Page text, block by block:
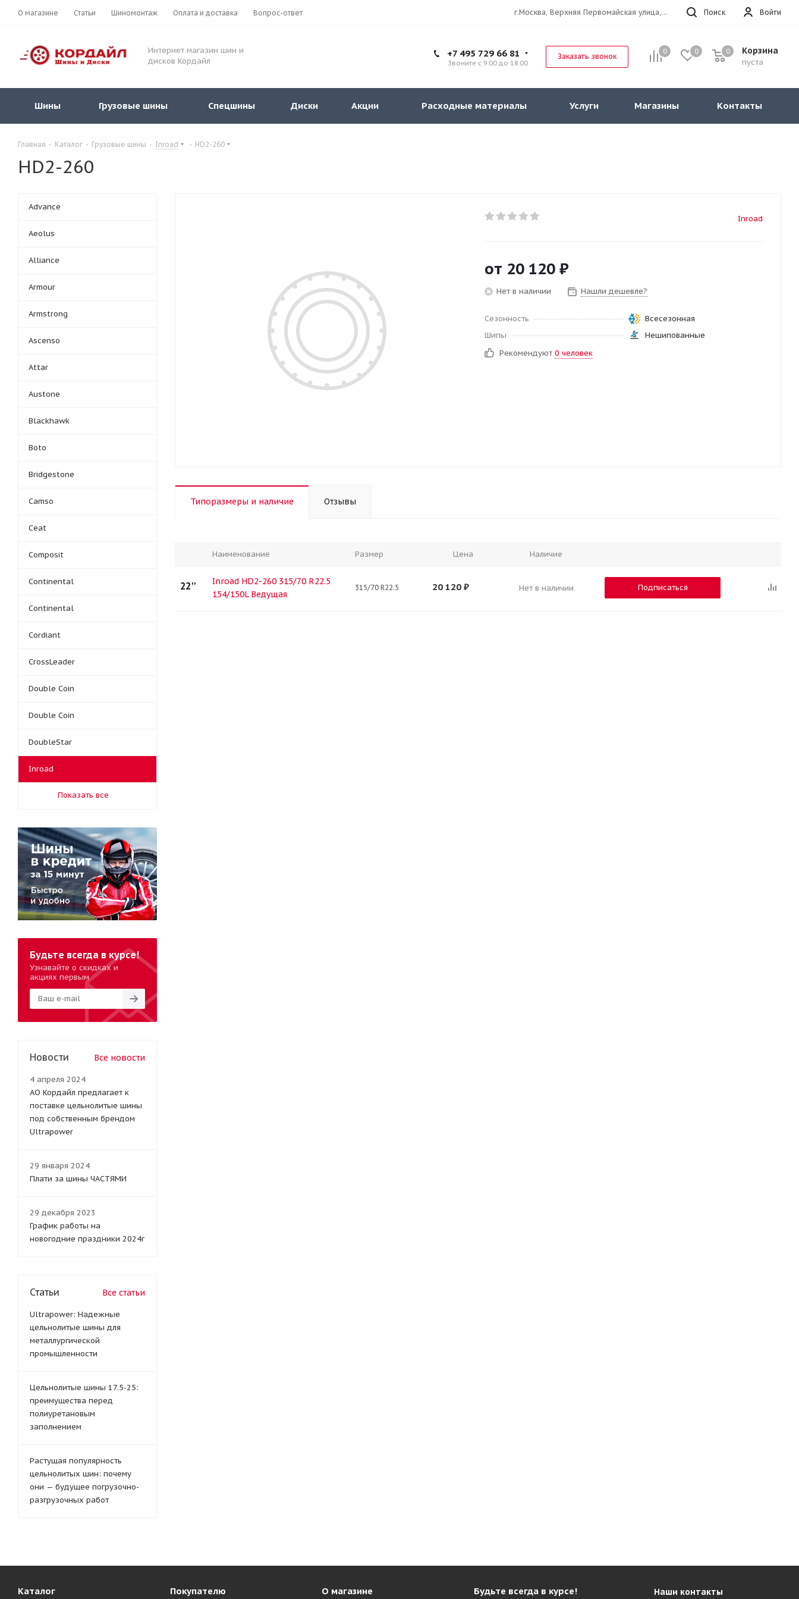
О магазине Статьи Шиномонтаж Оплата и доставка Вопрос-ответ Войти
Поиск
г.Москва, Верхняя Первомайская улица, 47к11 офис 214
Интернет магазин шин и
дисков Кордайл
0 0 Корзина
пуста
0
+7 495 729 66 81
Звоните с 9:00 до 18:00
Заказать звонок
Шины Грузовые шины Спецшины Диски Акции Расходные материалы Услуги Магазины Контакты
Главная - Каталог - Грузовые шины - Inroad - HD2-260
HD2-260
Inroad
от 20 120 ₽
Нет в наличии Нашли дешевле?
Сезонность
Всесезонная
Шипы
Нешипованные
Рекомендуют 0 человек
Типоразмеры и наличие Отзывы
Наименование Размер Цена Наличие
22''
Inroad HD2-260 315/70 R22.5
154/150L Ведущая
315/70 R22.5 20 120 ₽ Нет в наличии Подписаться
Advance
Aeolus
Alliance
Armour
Armstrong
Ascenso
Attar
Austone
Blackhawk
Boto
Bridgestone
Camso
Ceat
Composit
Continental
Continental
Cordiant
CrossLeader
Double Coin
Double Coin
DoubleStar
Inroad
Показать все
Будьте всегда в курсе!
Узнавайте о скидках и
акциях первым
Новости Все новости
4 апреля 2024
АО Кордайл предлагает к
поставке цельнолитые шины
под собственным брендом
Ultrapower
29 января 2024
Плати за шины ЧАСТЯМИ
29 декабря 2023
График работы на
новогодние праздники 2024г
Статьи Все статьи
Ultrapower: Надежные
цельнолитые шины для
металлургической
промышленности
Цельнолитые шины 17.5-25:
преимущества перед
полиуретановым
заполнением
Растущая популярность
цельнолитых шин: почему
они — будущее погрузочно-
разгрузочных работ
Каталог Покупателю О магазине Будьте всегда в курсе! Наши контакты